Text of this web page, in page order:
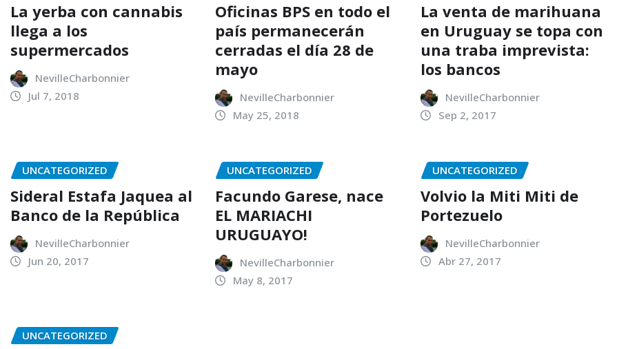
La yerba con cannabis
llega a los
supermercados
NevilleCharbonnier
Jul 7, 2018
Oficinas BPS en todo el
país permanecerán
cerradas el día 28 de
mayo
NevilleCharbonnier
May 25, 2018
La venta de marihuana
en Uruguay se topa con
una traba imprevista:
los bancos
NevilleCharbonnier
Sep 2, 2017
UNCATEGORIZED
Sideral Estafa Jaquea al
Banco de la República
NevilleCharbonnier
Jun 20, 2017
UNCATEGORIZED
Facundo Garese, nace
EL MARIACHI
URUGUAYO!
NevilleCharbonnier
May 8, 2017
UNCATEGORIZED
Volvio la Miti Miti de
Portezuelo
NevilleCharbonnier
Abr 27, 2017
UNCATEGORIZED